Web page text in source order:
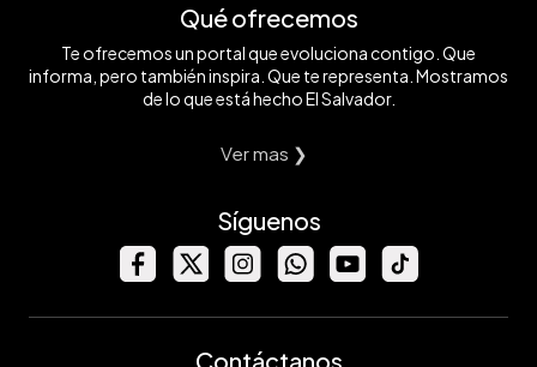
Qué ofrecemos
Te ofrecemos un portal que evoluciona contigo. Que
informa, pero también inspira. Que te representa. Mostramos
de lo que está hecho El Salvador.
Ver mas ❯
Síguenos
Contáctanos